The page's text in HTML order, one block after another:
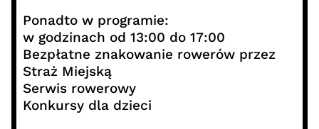
Ponadto w programie:
w godzinach od 13:00 do 17:00
Bezpłatne znakowanie rowerów przez
Straż Miejską
Serwis rowerowy
Konkursy dla dzieci